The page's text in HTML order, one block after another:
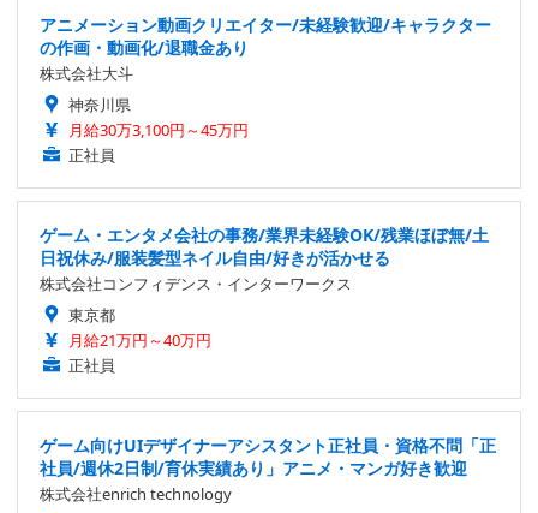
アニメーション動画クリエイター/未経験歓迎/キャラクター
の作画・動画化/退職金あり
株式会社大斗
神奈川県
月給30万3,100円～45万円
正社員
ゲーム・エンタメ会社の事務/業界未経験OK/残業ほぼ無/土
日祝休み/服装髪型ネイル自由/好きが活かせる
株式会社コンフィデンス・インターワークス
東京都
月給21万円～40万円
正社員
ゲーム向けUIデザイナーアシスタント正社員・資格不問「正
社員/週休2日制/育休実績あり」アニメ・マンガ好き歓迎
株式会社enrich technology